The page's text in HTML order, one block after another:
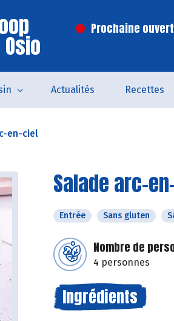
Prochaine
Actualités Recettes
en-ciel
Salade arc-
Entrée Sans gluten
Nombre de
4 personnes
Ingrédients